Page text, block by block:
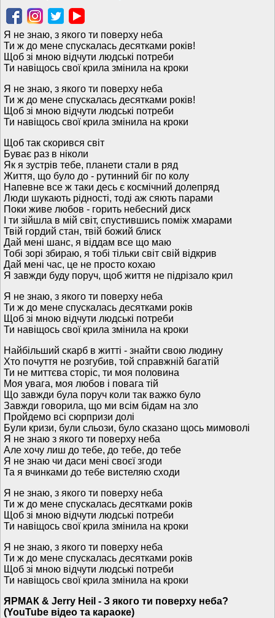
Я не знаю, з якого ти поверху неба
Ти ж до мене спускалась десятками років!
Щоб зі мною відчути людські потреби
Ти навіщось свої крила змінила на кроки
Я не знаю, з якого ти поверху неба
Ти ж до мене спускалась десятками років!
Щоб зі мною відчути людські потреби
Ти навіщось свої крила змінила на кроки
Щоб так скорився світ
Буває раз в ніколи
Як я зустрів тебе, планети стали в ряд
Життя, що було до - рутинний біг по колу
Напевне все ж таки десь є космічний долепряд
Люди шукають рідності, тоді аж сяють парами
Поки живе любов - горить небесний диск
І ти зійшла в мій світ, спустившись поміж хмарами
Твій гордий стан, твій божий блиск
Дай мені шанс, я віддам все що маю
Тобі зорі збираю, я тобі тільки світ свій відкрив
Дай мені час, це не просто кохаю
Я завжди буду поруч, щоб життя не підрізало крил
Я не знаю, з якого ти поверху неба
Ти ж до мене спускалась десятками років
Щоб зі мною відчути людські потреби
Ти навіщось свої крила змінила на кроки
Найбільший скарб в житті - знайти свою людину
Хто почуття не розгубив, той справжній багатій
Ти не миттєва сторіс, ти моя половина
Моя увага, моя любов і повага тій
Що завжди була поруч коли так важко було
Завжди говорила, що ми всім бідам на зло
Пройдемо всі сюрпризи долі
Були кризи, були сльози, було сказано щось мимоволі
Я не знаю з якого ти поверху неба
Але хочу лиш до тебе, до тебе, до тебе
Я не знаю чи даси мені своєї згоди
Та я вчинками до тебе вистеляю сходи
Я не знаю, з якого ти поверху неба
Ти ж до мене спускалась десятками років
Щоб зі мною відчути людські потреби
Ти навіщось свої крила змінила на кроки
Я не знаю, з якого ти поверху неба
Ти ж до мене спускалась десятками років
Щоб зі мною відчути людські потреби
Ти навіщось свої крила змінила на кроки
ЯРМАК & Jerry Heil - З якого ти поверху неба?
(YouTube відео та караоке)